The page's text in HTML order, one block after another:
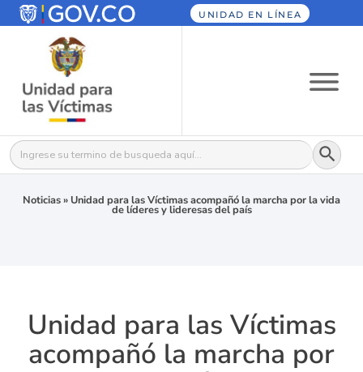
UNIDAD EN LÍNEA
Buscar: Botón
Noticias» Unidad para las Víctimas acompañó la marcha por la vida
de líderes y lideresas del país
Unidad para las Víctimas
acompañó la marcha por